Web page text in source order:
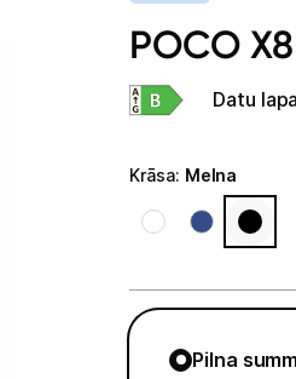
un aksesuāri
telefoni un viedtālruņi
POCO
Datu
Krāsa: Melna
Pilna